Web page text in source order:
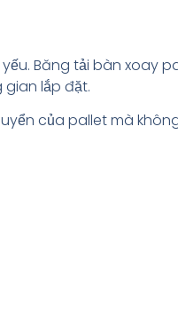
Băng tải bàn xoay
lắp đặt.
của pallet mà